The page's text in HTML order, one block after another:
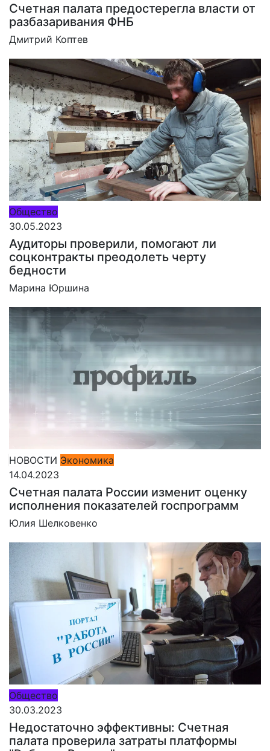
Счетная палата предостерегла власти от
разбазаривания ФНБ
Дмитрий Коптев
Общество
30.05.2023
Аудиторы проверили, помогают ли
соцконтракты преодолеть черту
бедности
Марина Юршина
НОВОСТИ Экономика
14.04.2023
Счетная палата России изменит оценку
исполнения показателей госпрограмм
Юлия Шелковенко
Общество
30.03.2023
Недостаточно эффективны: Счетная
палата проверила затраты платформы